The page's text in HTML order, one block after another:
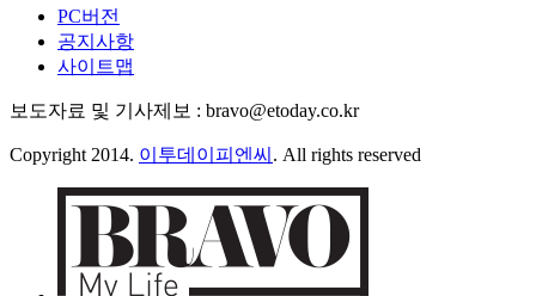
PC버전
공지사항
사이트맵
보도자료 및 기사제보 : bravo@etoday.co.kr
Copyright 2014. 이투데이피엔씨 . All rights reserved